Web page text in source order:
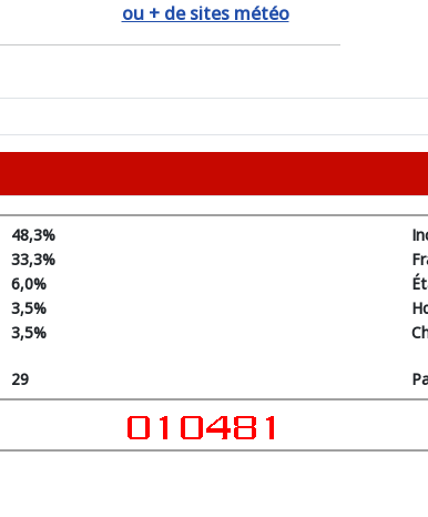
ou + de sites météo
48,3%
33,3%
6,0%
3,5%
3,5%
29